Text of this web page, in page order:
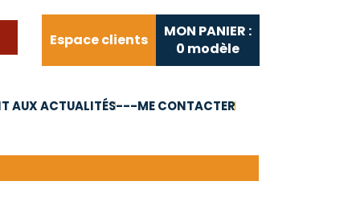
Espace clients
MON PANIER :
0 modèle
AUX ACTUALITÉS---ME CONTACTER